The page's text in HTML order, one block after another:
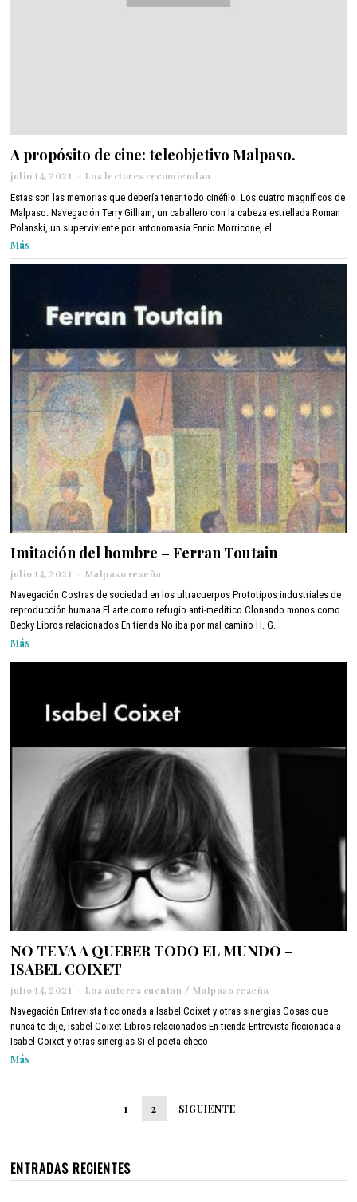
A propósito de cine: teleobjetivo Malpaso.
julio 14, 2021
i
o
4
2
Los lectores recomiendan
Estas son las memorias que debería tener todo cinéfilo. Los cuatro magníficos de
Malpaso: Navegación Terry Gilliam, un caballero con la cabeza estrellada Roman
Polanski, un superviviente por antonomasia Ennio Morricone, el
Más
Imitación del hombre – Ferran Toutain
julio 14, 2021
l
3
0
2
Malpaso reseña
Navegación Costras de sociedad en los ultracuerpos Prototipos industriales de
reproducción humana El arte como refugio anti-meditico Clonando monos como
Becky Libros relacionados En tienda No iba por mal camino H. G.
Más
NO TE VA A QUERER TODO EL MUNDO –
ISABEL COIXET
julio 14, 2021
u
i
o
Los autores cuentan / Malpaso reseña
Navegación Entrevista ficcionada a Isabel Coixet y otras sinergias Cosas que
nunca te dije, Isabel Coixet Libros relacionados En tienda Entrevista ficcionada a
Isabel Coixet y otras sinergias Si el poeta checo
Más
1 2 SIGUIENTE
ENTRADAS RECIENTES